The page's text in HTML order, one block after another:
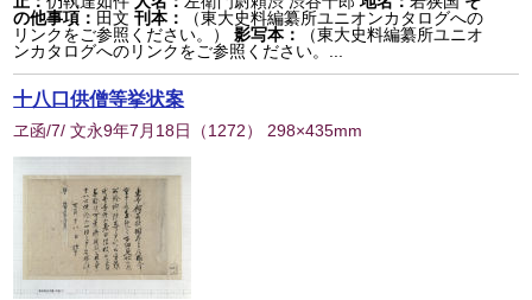
の他事項： 田文刊本：
（東大史料編纂所ユニオンカタログへの
リンクをご参照ください。）
影写本：
（東大史料編纂所ユニオ
ンカタログへのリンクをご参照ください。...
十八口供僧等挙状案
ヱ函/7/ 文永9年7月18日 （1272） 298×435mm